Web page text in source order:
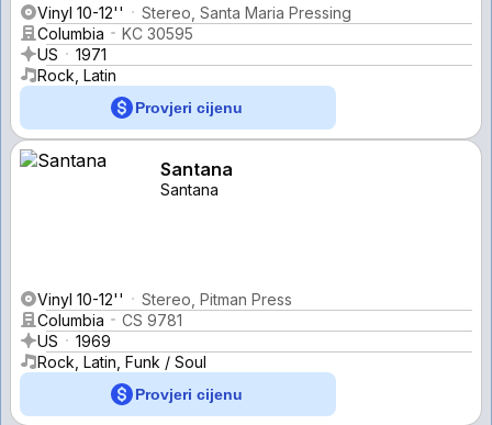
Vinyl 10-12''
Stereo, Santa Maria Pressing
Columbia
KC 30595
US
1971
Rock, Latin
Provjeri cijenu
Santana
Santana
Vinyl 10-12''
Stereo, Pitman Press
Columbia
CS 9781
US
1969
Rock, Latin, Funk / Soul
Provjeri cijenu